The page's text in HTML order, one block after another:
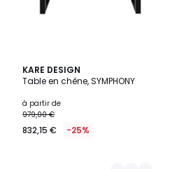
KARE DESIGN
Table en chêne, SYMPHONY
à partir de
979,00 €
832,15 € -25%
3
Couleurs